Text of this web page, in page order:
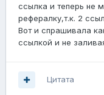
ссылка и теперь не
рефералку,т.к. 2
Вот и спрашивала
ссылкой и не
Цитата